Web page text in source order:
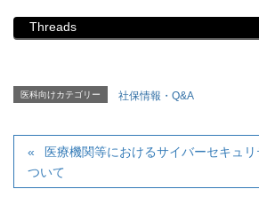
Threads
医科向けカテゴリー 社保情報・Q&A
医療機関等におけるサイバーセキュ
ついて